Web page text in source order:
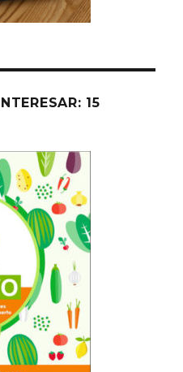
15